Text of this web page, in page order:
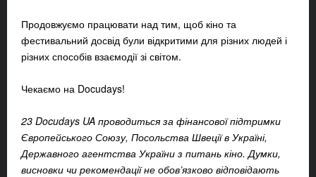
Продовжуємо працювати над тим, щоб кіно та
фестивальний досвід були відкритими для різних людей і
різних способів взаємодії зі світом.
Чекаємо на Docudays!
23 Docudays UA проводиться за фінансової підтримки
Європейського Союзу, Посольства Швеції в Україні,
Державного агентства України з питань кіно. Думки,
висновки чи рекомендації не обов’язково відповідають